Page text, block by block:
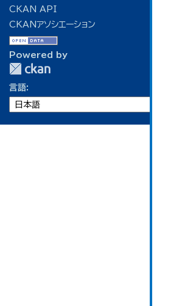
CKAN API
CKANアソシエーション
Powered by
言語